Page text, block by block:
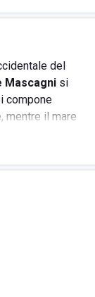
del
Mascagni si
compone
mentre il mare